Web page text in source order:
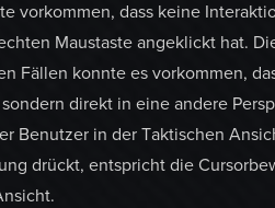
vorkommen, dass keine
Maustaste angeklickt hat.
Fällen konnte es vorkommen,
direkt in eine andere
Benutzer in der Taktischen
drückt, entspricht die